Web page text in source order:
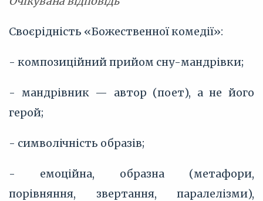
Своєрідність «Божественної комедії»:
- композиційний прийом сну-мандрівки;
- мандрівник — автор (поет), а не його
герой;
- символічність образів;
- емоційна, образна (метафори,
порівняння, звертання, паралелізми),